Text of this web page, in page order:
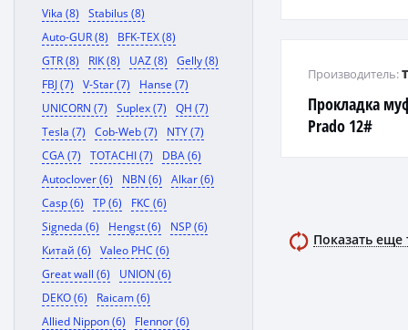
Vika (8)
Stabilus (8)
Auto-GUR (8)
BFK-TEX (8)
GTR (8)
RIK (8) UAZ (8)
Gelly (8)
FBJ (7)
V-Star (7)
Hanse (7)
UNICORN (7)
Suplex (7)
QH (7)
Tesla (7)
Cob-Web (7)
NTY (7)
CGA (7)
TOTACHI (7)
DBA (6)
Autoclover (6)
NBN (6)
Alkar (6)
Casp (6)
TP (6)
FKC (6)
Signeda (6)
Hengst (6)
NSP (6)
Китай (6)
Valeo PHC (6)
Great wall (6)
UNION (6)
DEKO (6)
Raicam (6)
Allied Nippon (6)
Flennor (6)
Прокладка
Prado 12#
Производитель:
Показать еще